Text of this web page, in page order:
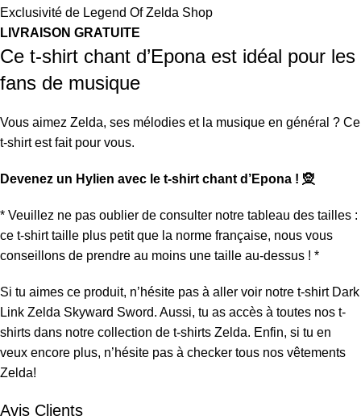
Exclusivité de Legend Of Zelda Shop
LIVRAISON GRATUITE
Ce t-shirt chant d’Epona est idéal pour les
fans de musique
Vous aimez Zelda, ses mélodies et la musique en général ? Ce
t-shirt est fait pour vous.
Devenez un Hylien avec le t-shirt chant d’Epona ! 🧝
* Veuillez ne pas oublier de consulter notre tableau des tailles :
ce t-shirt taille plus petit que la norme française, nous vous
conseillons de prendre au moins une taille au-dessus ! *
Si tu aimes ce produit, n’hésite pas à aller voir notre t-shirt Dark
Link Zelda Skyward Sword. Aussi, tu as accès à toutes nos t-
shirts dans notre collection de t-shirts Zelda. Enfin, si tu en
veux encore plus, n’hésite pas à checker tous nos vêtements
Zelda!
Avis Clients